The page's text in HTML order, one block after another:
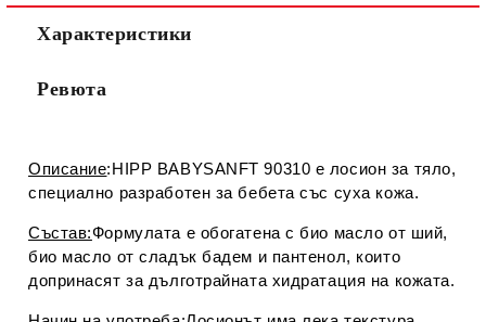
Съгласен съм сПолитиката за лични данни
Ние ще се свържем с вас в рамките на работния ден.
Характеристики
Ревюта
Описание:HIPP BABYSANFT 90310 е лосион за тяло,
специално разработен за бебета със суха кожа.
Състав:Формулата е обогатена с био масло от ший,
био масло от сладък бадем и пантенол, които
допринасят за дълготрайната хидратация на кожата.